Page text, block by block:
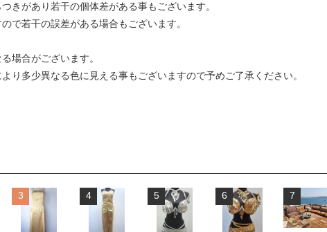
きがあり若干の個体差がある事もございます。
で若干の誤差がある場合もございます。
場合がございます。
り多少異なる色に見える事もございますので予めご了承ください。
3 4 5 6 7